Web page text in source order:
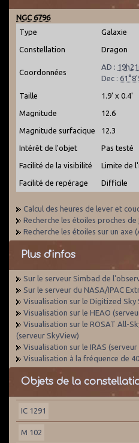
NGC 6796
Type
Galaxie
Constellation Dragon
Coordonnées
AD :
Dec :
Taille 1.9' x 0.4'
Magnitude 12.6
Magnitude surfacique 12.3
Intérêt de l'objet Pas testé
Facilité de la visibilité Limite de
Facilité de repérage Difficile
Calcul des heures de lever et
Recherche les étoiles proches de
Recherche les étoiles sur un axe
Plus d'infos
Sur le serveur Simbad de
Sur le serveur du NASA/IPAC
Visualisation sur le Digitized Sky
Visualisation sur le HEAO
Visualisation sur le ROSAT All-
(serveur SkyView)
Visualisation sur le IRAS (serveur
Visualisation à la fréquence de
Objets de la
IC 1291
M 102